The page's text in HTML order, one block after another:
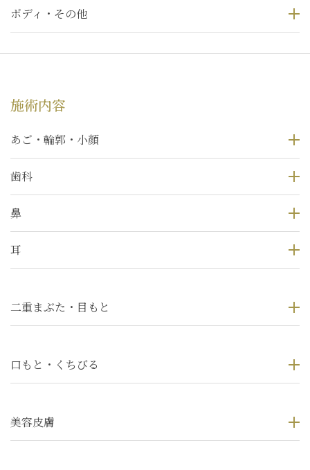
ボディ・その他
施術内容
あご・輪郭・小顔
歯科
鼻
耳
二重まぶた・目もと
口もと・くちびる
美容皮膚